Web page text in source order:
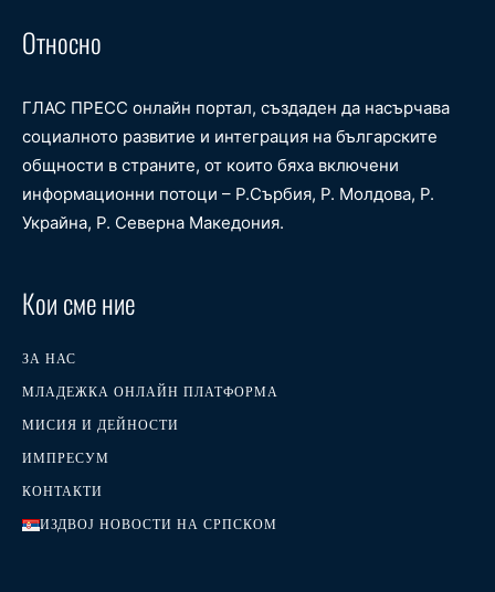
Относно
ГЛАС ПРЕСС онлайн портал, създаден да насърчава
социалното развитие и интеграция на българските
общности в страните, от които бяха включени
информационни потоци – Р.Сърбия, Р. Молдова, Р.
Украйна, Р. Северна Македония.
Кои сме ние
ЗА НАС
МЛАДЕЖКА ОНЛАЙН ПЛАТФОРМА
МИСИЯ И ДЕЙНОСТИ
ИМПРЕСУМ
КОНТАКТИ
ИЗДВОЈ НОВОСТИ НА СРПСКОМ